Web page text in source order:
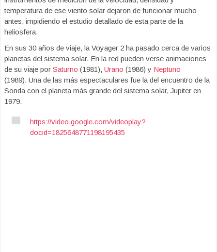
temperatura de ese viento solar dejaron de funcionar mucho
antes, impidiendo el estudio detallado de esta parte de la
heliosfera.
En sus 30 años de viaje, la Voyager 2 ha pasado cerca de varios
planetas del sistema solar. En la red pueden verse animaciones
de su viaje por Saturno (1981), Urano (1986) y Neptuno
(1989). Una de las más espectaculares fue la del encuentro de la
Sonda con el planeta más grande del sistema solar, Jupiter en
1979.
https://video.google.com/videoplay?
docid=1825648771198195435